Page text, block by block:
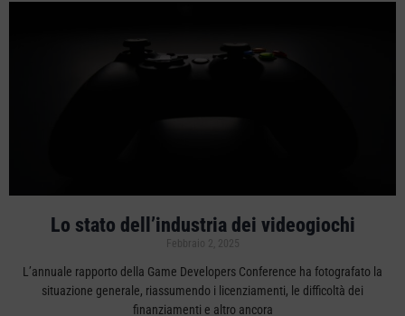
Lo stato dell’industria dei videogiochi
Febbraio 2, 2025
L’annuale rapporto della Game Developers Conference ha fotografato la
situazione generale, riassumendo i licenziamenti, le difficoltà dei
finanziamenti e altro ancora